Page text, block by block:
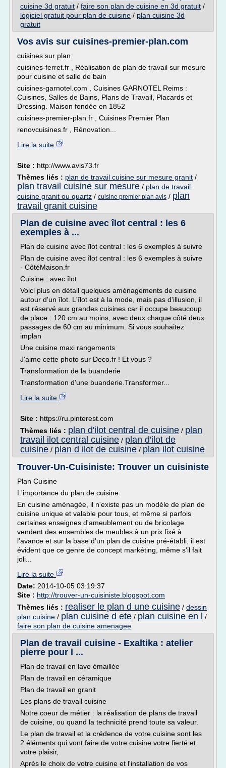
cuisine 3d gratuit / faire son plan de cuisine en 3d gratuit /
logiciel gratuit pour plan de cuisine / plan cuisine 3d
gratuit
Vos avis sur cuisines-premier-plan.com
cuisines sur plan
cuisines-ferret.fr , Réalisation de plan de travail sur mesure
pour cuisine et salle de bain
cuisines-garnotel.com , Cuisines GARNOTEL Reims :
Cuisines, Salles de Bains, Plans de Travail, Placards et
Dressing. Maison fondée en 1852
cuisines-premier-plan.fr , Cuisines Premier Plan
renovcuisines.fr , Rénovation...
Lire la suite
Site : http://www.avis73.fr
Thèmes liés : plan de travail cuisine sur mesure granit /
plan travail cuisine sur mesure / plan de travail
cuisine granit ou quartz / cuisine premier plan avis / plan
travail granit cuisine
Plan de cuisine avec îlot central : les 6
exemples à ...
Plan de cuisine avec îlot central : les 6 exemples à suivre
Plan de cuisine avec îlot central : les 6 exemples à suivre
- CôtéMaison.fr
Cuisine : avec îlot
Voici plus en détail quelques aménagements de cuisine
autour d'un îlot. L'îlot est à la mode, mais pas d'illusion, il
est réservé aux grandes cuisines car il occupe beaucoup
de place : 120 cm au moins, avec deux chaque côté deux
passages de 60 cm au minimum. Si vous souhaitez
implan
Une cuisine maxi rangements
J'aime cette photo sur Deco.fr ! Et vous ?
Transformation de la buanderie
Transformation d'une buanderie.Transformer...
Lire la suite
Site : https://ru.pinterest.com
Thèmes liés : plan d'ilot central de cuisine / plan
travail ilot central cuisine / plan d'ilot de
cuisine / plan d ilot de cuisine / plan ilot cuisine
Trouver-Un-Cuisiniste: Trouver un cuisiniste
Plan Cuisine
L'importance du plan de cuisine
En cuisine aménagée, il n'existe pas un modèle de plan de
cuisine unique et valable pour tous, et même si parfois
certaines enseignes d'ameublement ou de bricolage
vendent des ensembles de meubles à un prix fixé à
l'avance et sur la base d'un plan de cuisine pré-établi, il est
évident que ce genre de concept markéting, même s'il fait
joli...
Lire la suite
Date: 2014-10-05 03:19:37
Site : http://trouver-un-cuisiniste.blogspot.com
Thèmes liés : realiser le plan d une cuisine / dessin
plan cuisine / plan cuisine d ete / plan cuisine en l
/
faire son plan de cuisine amenagee
Plan de travail cuisine - Exaltika : atelier
pierre pour l ...
Plan de travail en lave émaillée
Plan de travail en céramique
Plan de travail en granit
Les plans de travail cuisine
Notre coeur de métier : la réalisation de plans de travail
de cuisine, ou quand la technicité prend toute sa valeur.
Le plan de travail et la crédence de votre cuisine sont les
2 éléments qui vont faire de votre cuisine votre fierté et
votre plaisir,
Après le choix de votre cuisine et l'installation de vos